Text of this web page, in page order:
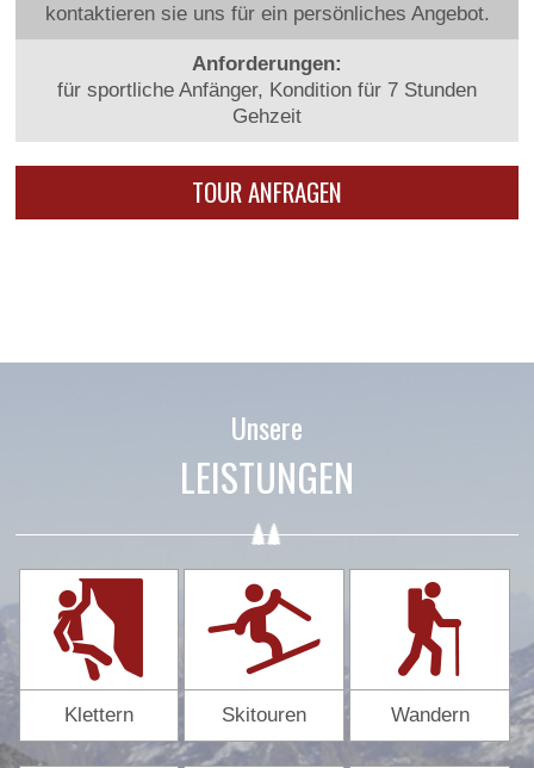
kontaktieren sie uns für ein persönliches Angebot.
Anforderungen:
für sportliche Anfänger, Kondition für 7 Stunden
Gehzeit
Unsere
LEISTUNGEN
Klettern Skitouren Wandern